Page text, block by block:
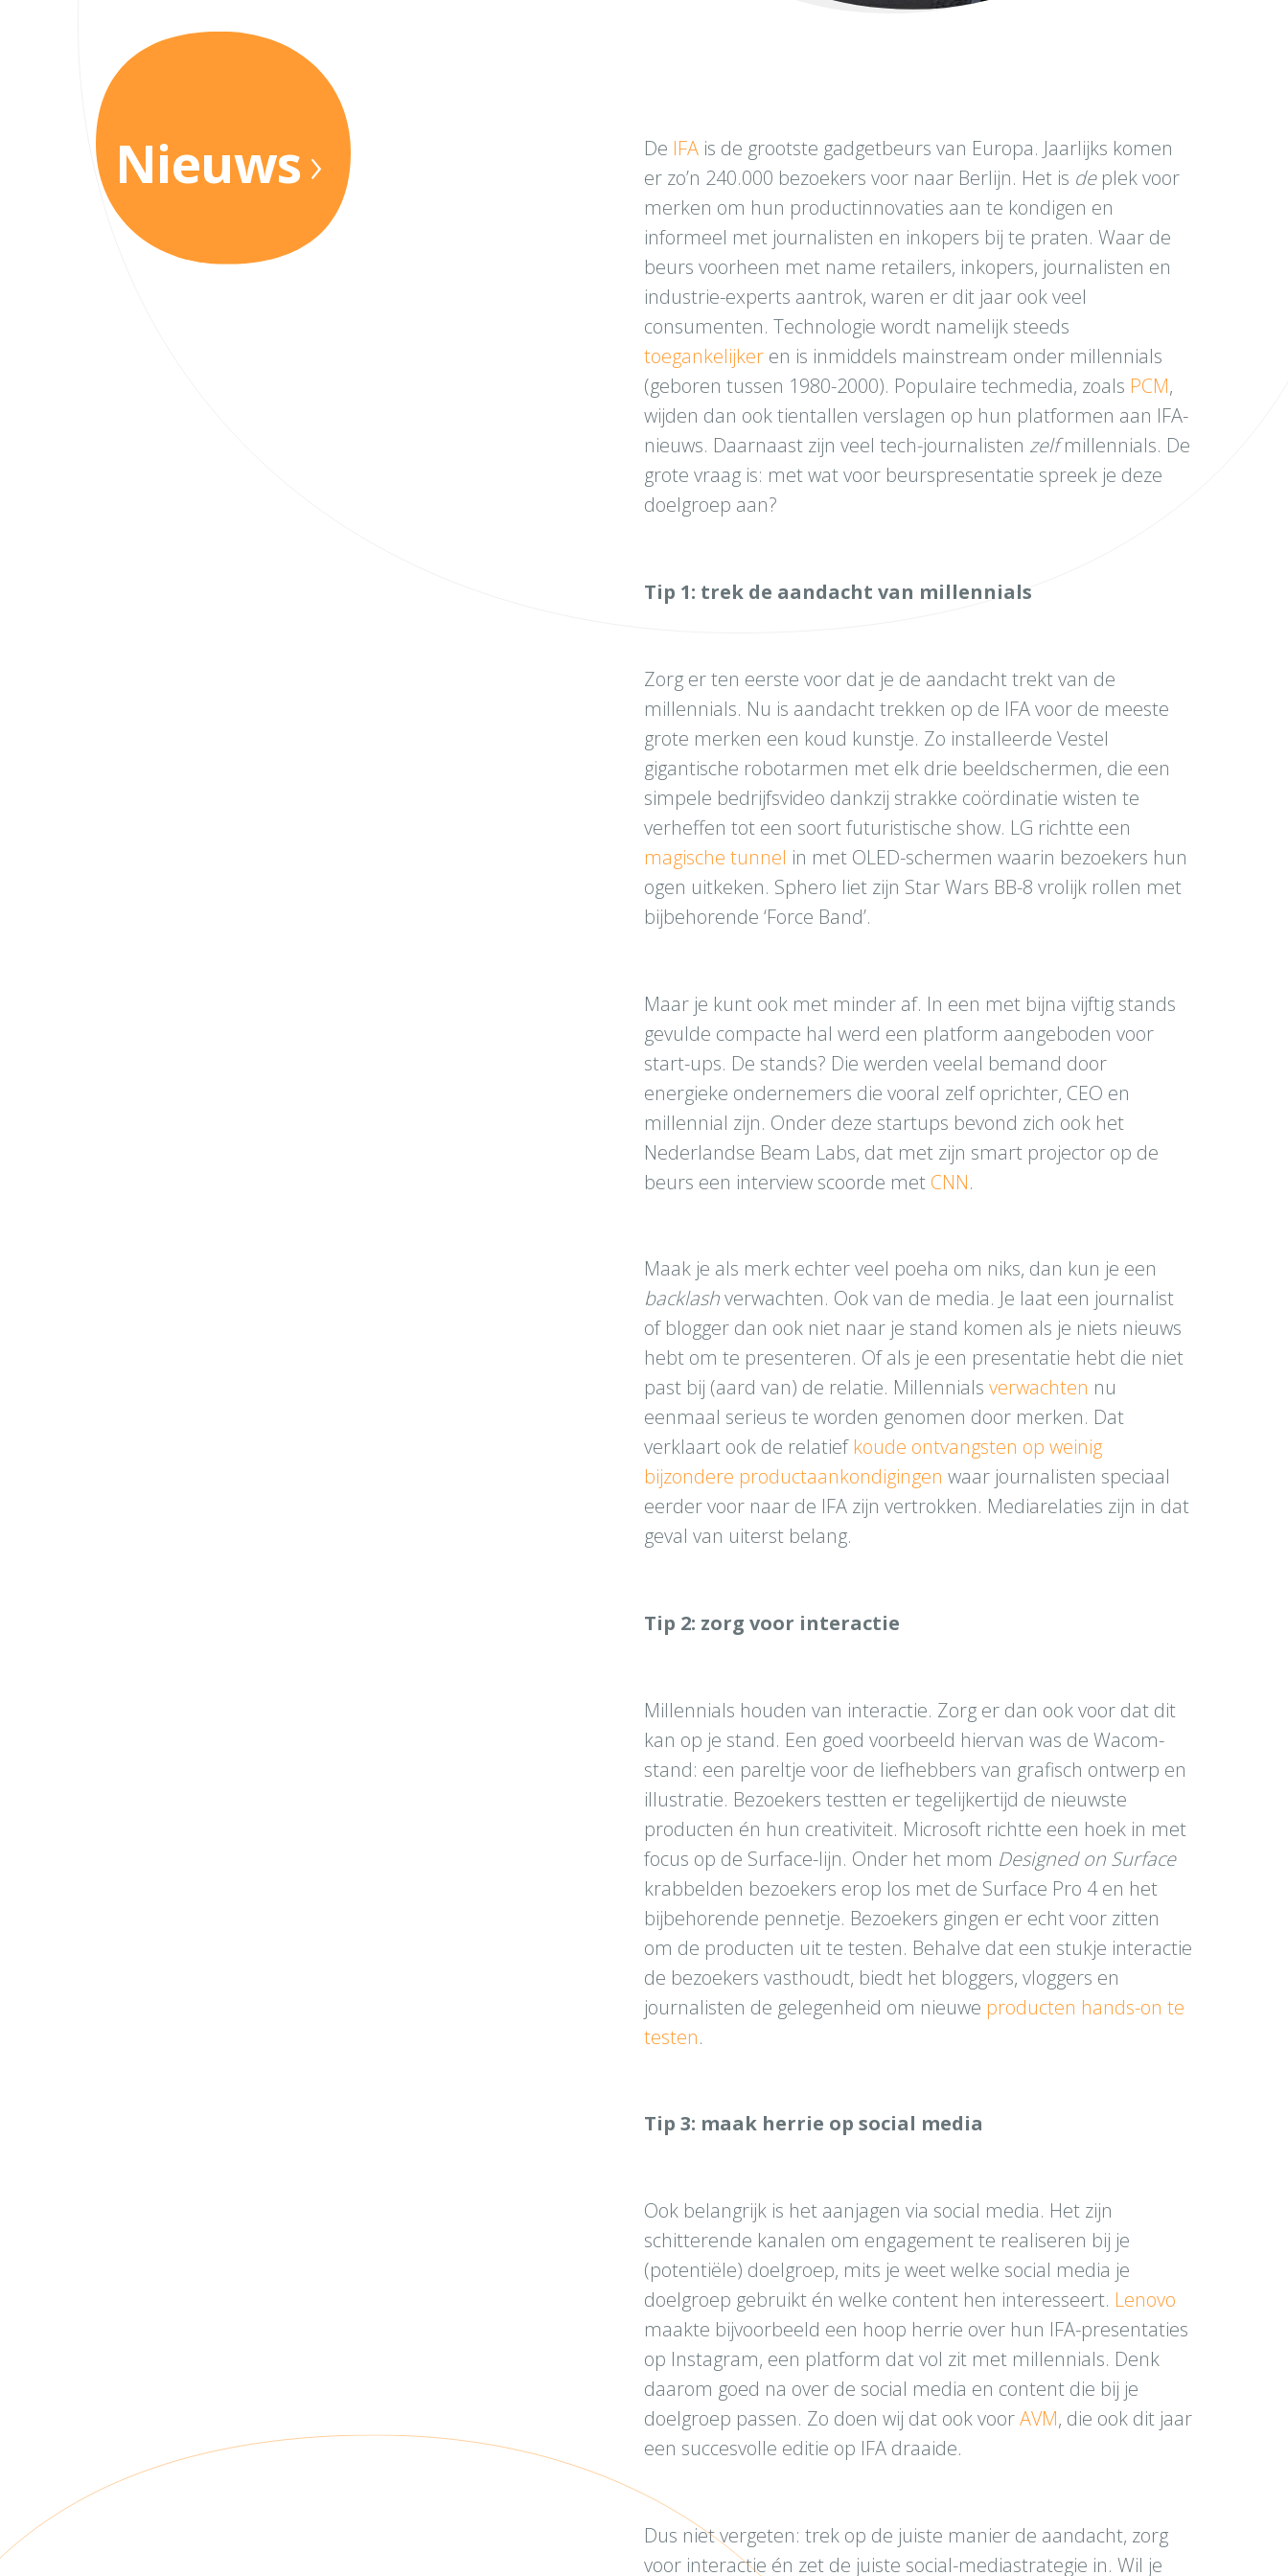
Nieuws› De IFA is de grootste gadgetbeurs van Europa. Jaarlijks komen
er zo’n 240.000 bezoekers voor naar Berlijn. Het is deplek voor
merken om hun productinnovaties aan te kondigen en
informeel met journalisten en inkopers bij te praten. Waar de
beurs voorheen met name retailers, inkopers, journalisten en
industrie-experts aantrok, waren er dit jaar ook veel
consumenten. Technologie wordt namelijk steeds
toegankelijker en is inmiddels mainstream onder millennials
(geboren tussen 1980-2000). Populaire techmedia, zoals PCM,
wijden dan ook tientallen verslagen op hun platformen aan IFA-
nieuws. Daarnaast zijn veel tech-journalisten zelfmillennials. De
grote vraag is: met wat voor beurspresentatie spreek je deze
doelgroep aan?
Tip 1: trek de aandacht van millennials
Zorg er ten eerste voor dat je de aandacht trekt van de
millennials. Nu is aandacht trekken op de IFA voor de meeste
grote merken een koud kunstje. Zo installeerde Vestel
gigantische robotarmen met elk drie beeldschermen, die een
simpele bedrijfsvideo dankzij strakke coördinatie wisten te
verheffen tot een soort futuristische show. LG richtte een
magische tunnel in met OLED-schermen waarin bezoekers hun
ogen uitkeken. Sphero liet zijn Star Wars BB-8 vrolijk rollen met
bijbehorende ‘Force Band’.
Maar je kunt ook met minder af. In een met bijna vijftig stands
gevulde compacte hal werd een platform aangeboden voor
start-ups. De stands? Die werden veelal bemand door
energieke ondernemers die vooral zelf oprichter, CEO en
millennial zijn. Onder deze startups bevond zich ook het
Nederlandse Beam Labs, dat met zijn smart projector op de
beurs een interview scoorde met CNN.
Maak je als merk echter veel poeha om niks, dan kun je een
backlashverwachten. Ook van de media. Je laat een journalist
of blogger dan ook niet naar je stand komen als je niets nieuws
hebt om te presenteren. Of als je een presentatie hebt die niet
past bij (aard van) de relatie. Millennials verwachten nu
eenmaal serieus te worden genomen door merken. Dat
verklaart ook de relatief koude ontvangsten op weinig
bijzondere productaankondigingen waar journalisten speciaal
eerder voor naar de IFA zijn vertrokken. Mediarelaties zijn in dat
geval van uiterst belang.
Tip 2: zorg voor interactie
Millennials houden van interactie. Zorg er dan ook voor dat dit
kan op je stand. Een goed voorbeeld hiervan was de Wacom-
stand: een pareltje voor de liefhebbers van grafisch ontwerp en
illustratie. Bezoekers testten er tegelijkertijd de nieuwste
producten én hun creativiteit. Microsoft richtte een hoek in met
focus op de Surface-lijn. Onder het mom Designed on Surface
krabbelden bezoekers erop los met de Surface Pro 4 en het
bijbehorende pennetje. Bezoekers gingen er echt voor zitten
om de producten uit te testen. Behalve dat een stukje interactie
de bezoekers vasthoudt, biedt het bloggers, vloggers en
journalisten de gelegenheid om nieuwe producten hands-on te
testen.
Tip 3: maak herrie op social media
Ook belangrijk is het aanjagen via social media. Het zijn
schitterende kanalen om engagement te realiseren bij je
(potentiële) doelgroep, mits je weet welke social media je
doelgroep gebruikt én welke content hen interesseert. Lenovo
maakte bijvoorbeeld een hoop herrie over hun IFA-presentaties
op Instagram, een platform dat vol zit met millennials. Denk
daarom goed na over de social media en content die bij je
doelgroep passen. Zo doen wij dat ook voorAVM, die ook dit jaar
een succesvolle editie op IFA draaide.
Dus niet vergeten: trek op de juiste manier de aandacht, zorg
voor interactie én zet de juiste social-mediastrategie in. Wil je